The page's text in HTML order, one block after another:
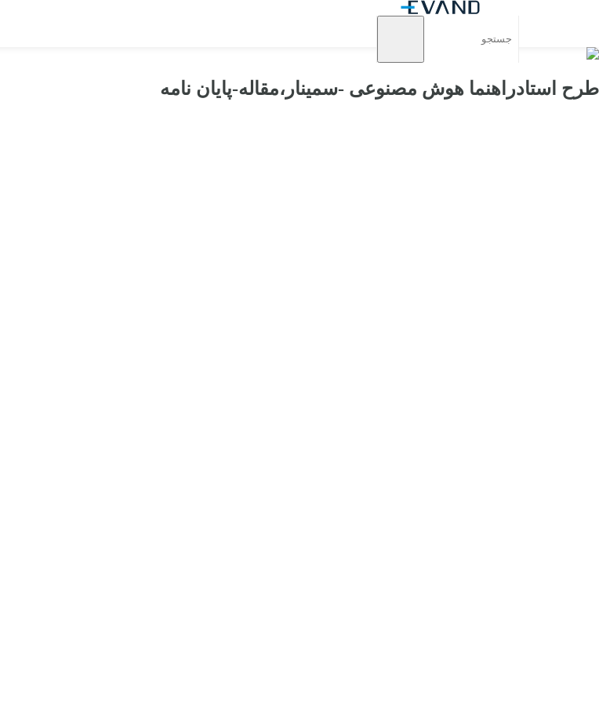
طرح استادراهنما هوش مصنوعی -سمینار،مقاله-پایان نامه